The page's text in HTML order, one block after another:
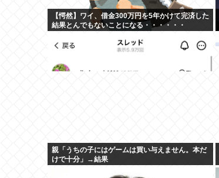
【愕然】ワイ、借金300万円を5年かけて完済した
結果とんでもないことになる・・・・・・
親「うちの子にはゲームは買い与えません。本だ
けで十分」→結果